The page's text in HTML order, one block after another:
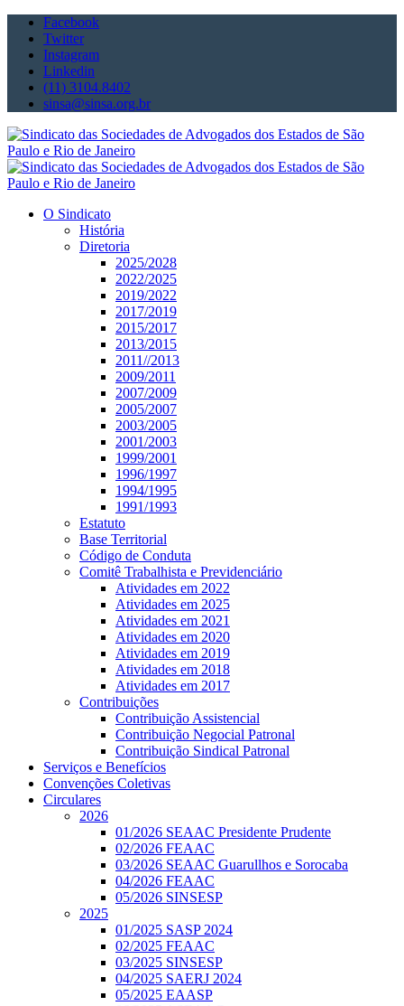
Facebook
Twitter
Instagram
Linkedin
(11) 3104.8402
sinsa@sinsa.org.br
O Sindicato
História
Diretoria
2025/2028
2022/2025
2019/2022
2017/2019
2015/2017
2013/2015
2011//2013
2009/2011
2007/2009
2005/2007
2003/2005
2001/2003
1999/2001
1996/1997
1994/1995
1991/1993
Estatuto
Base Territorial
Código de Conduta
Comitê Trabalhista e Previdenciário
Atividades em 2022
Atividades em 2025
Atividades em 2021
Atividades em 2020
Atividades em 2019
Atividades em 2018
Atividades em 2017
Contribuições
Contribuição Assistencial
Contribuição Negocial Patronal
Contribuição Sindical Patronal
Serviços e Benefícios
Convenções Coletivas
Circulares
2026
01/2026 SEAAC Presidente Prudente
02/2026 FEAAC
03/2026 SEAAC Guarullhos e Sorocaba
04/2026 FEAAC
05/2026 SINSESP
2025
01/2025 SASP 2024
02/2025 FEAAC
03/2025 SINSESP
04/2025 SAERJ 2024
05/2025 EAASP